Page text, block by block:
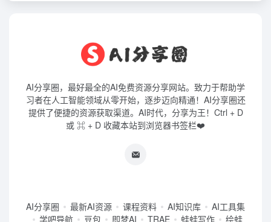
AI分享圈，最好最全的AI免费资源分享网站。致力于帮助学
习者在人工智能领域从零开始，逐步迈向精通！AI分享圈还
提供了便捷的资源获取渠道。AI时代，分享为王！Ctrl + D
或 ⌘ + D 收藏本站到浏览器书签栏❤️
AI分享圈 最新AI资源 课程资料 AI知识库
AI工具集
学吧导航
豆包 即梦AI TRAE 蛙蛙写作 绘蛙